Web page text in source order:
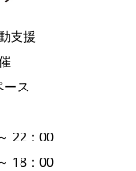
支援
ス
22：00
：00